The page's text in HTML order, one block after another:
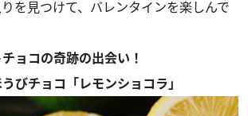
を見つけて、バレンタインを楽しんで
ョコの奇跡の出会い！
びチョコ「レモンショコラ」